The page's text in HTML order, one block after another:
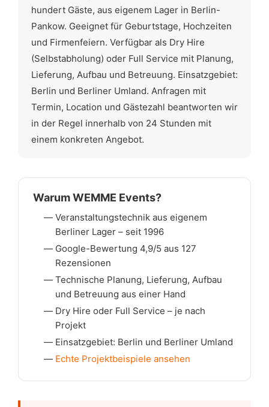
hundert Gäste, aus eigenem Lager in Berlin-
Pankow. Geeignet für Geburtstage, Hochzeiten
und Firmenfeiern. Verfügbar als Dry Hire
(Selbstabholung) oder Full Service mit Planung,
Lieferung, Aufbau und Betreuung. Einsatzgebiet:
Berlin und Berliner Umland. Anfragen mit
Termin, Location und Gästezahl beantworten wir
in der Regel innerhalb von 24 Stunden mit
einem konkreten Angebot.
Warum WEMME Events?
Veranstaltungstechnik aus eigenem
Berliner Lager – seit 1996
Google-Bewertung 4,9/5 aus 127
Rezensionen
Technische Planung, Lieferung, Aufbau
und Betreuung aus einer Hand
Dry Hire oder Full Service – je nach
Projekt
Einsatzgebiet: Berlin und Berliner Umland
Echte Projektbeispiele ansehen